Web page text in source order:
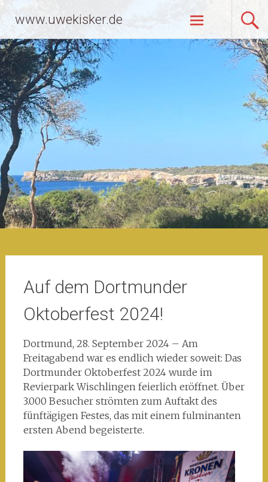
Inhalt
springen
www.uwekisker.de
Auf dem Dortmunder
Oktoberfest 2024!
Dortmund, 28. September 2024 – Am
Freitagabend war es endlich wieder soweit: Das
Dortmunder Oktoberfest 2024 wurde im
Revierpark Wischlingen feierlich eröffnet. Über
3.000 Besucher strömten zum Auftakt des
fünftägigen Festes, das mit einem fulminanten
ersten Abend begeisterte.